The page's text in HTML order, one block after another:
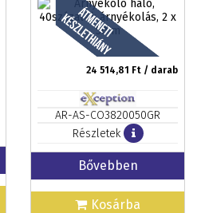
24 514,81 Ft / darab
AR-AS-CO3820050GR
Részletek
Bővebben
Kosárba